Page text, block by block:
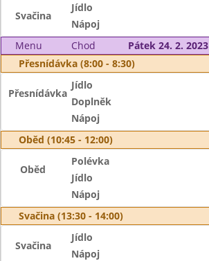
Svačina
Jídlo
Nápoj
Menu
Chod
Pátek 24. 2. 2023
Přesnídávka (8:00 - 8:30)
Přesnídávka
Jídlo
Doplněk
Nápoj
Oběd (10:45 - 12:00)
Oběd
Polévka
Jídlo
Nápoj
Svačina (13:30 - 14:00)
Svačina
Jídlo
Nápoj